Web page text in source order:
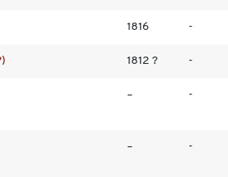
1816 -
1812 ? -
– -
– -